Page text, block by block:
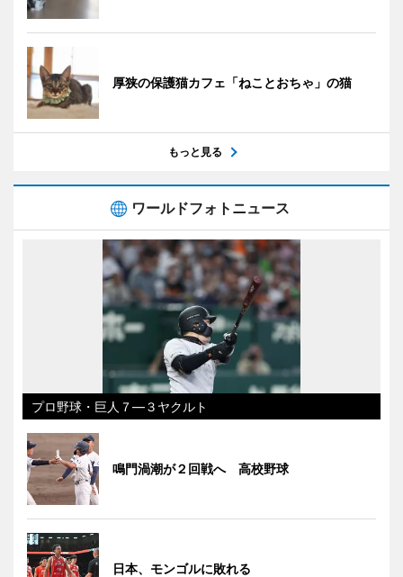
厚狭の保護猫カフェ「ねことおちゃ」の猫
もっと見る
ワールドフォトニュース
プロ野球・巨人７―３ヤクルト
鳴門渦潮が２回戦へ 高校野球
日本、モンゴルに敗れる